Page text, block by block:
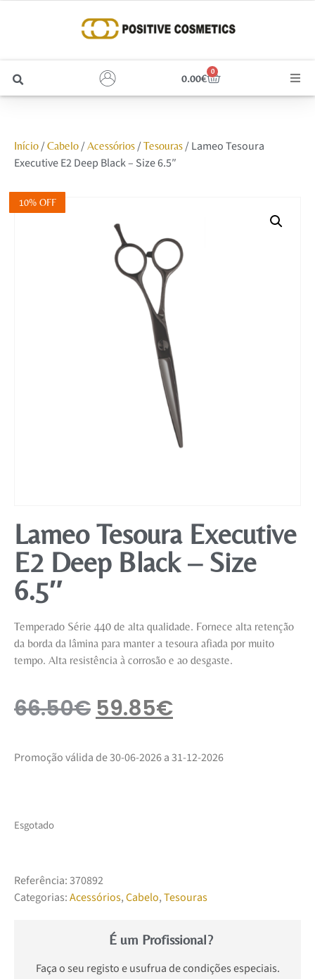
0.00€
0
Unhas
Início/ Cabelo/ Acessórios/ Tesouras/ Lameo Tesoura
Executive E2 Deep Black – Size 6.5″
10% OFF
Lameo Tesoura Executive
E2 Deep Black – Size
6.5″
Temperado Série 440 de alta qualidade. Fornece alta retenção
da borda da lâmina para manter a tesoura afiada por muito
tempo. Alta resistência à corrosão e ao desgaste.
66.50€ 59.85€
Promoção válida de 30-06-2026 a 31-12-2026
Esgotado
Referência:370892
Categorias:Acessórios,Cabelo,Tesouras
É um Profissional?
Faça o seu registo e usufrua de condições especiais.